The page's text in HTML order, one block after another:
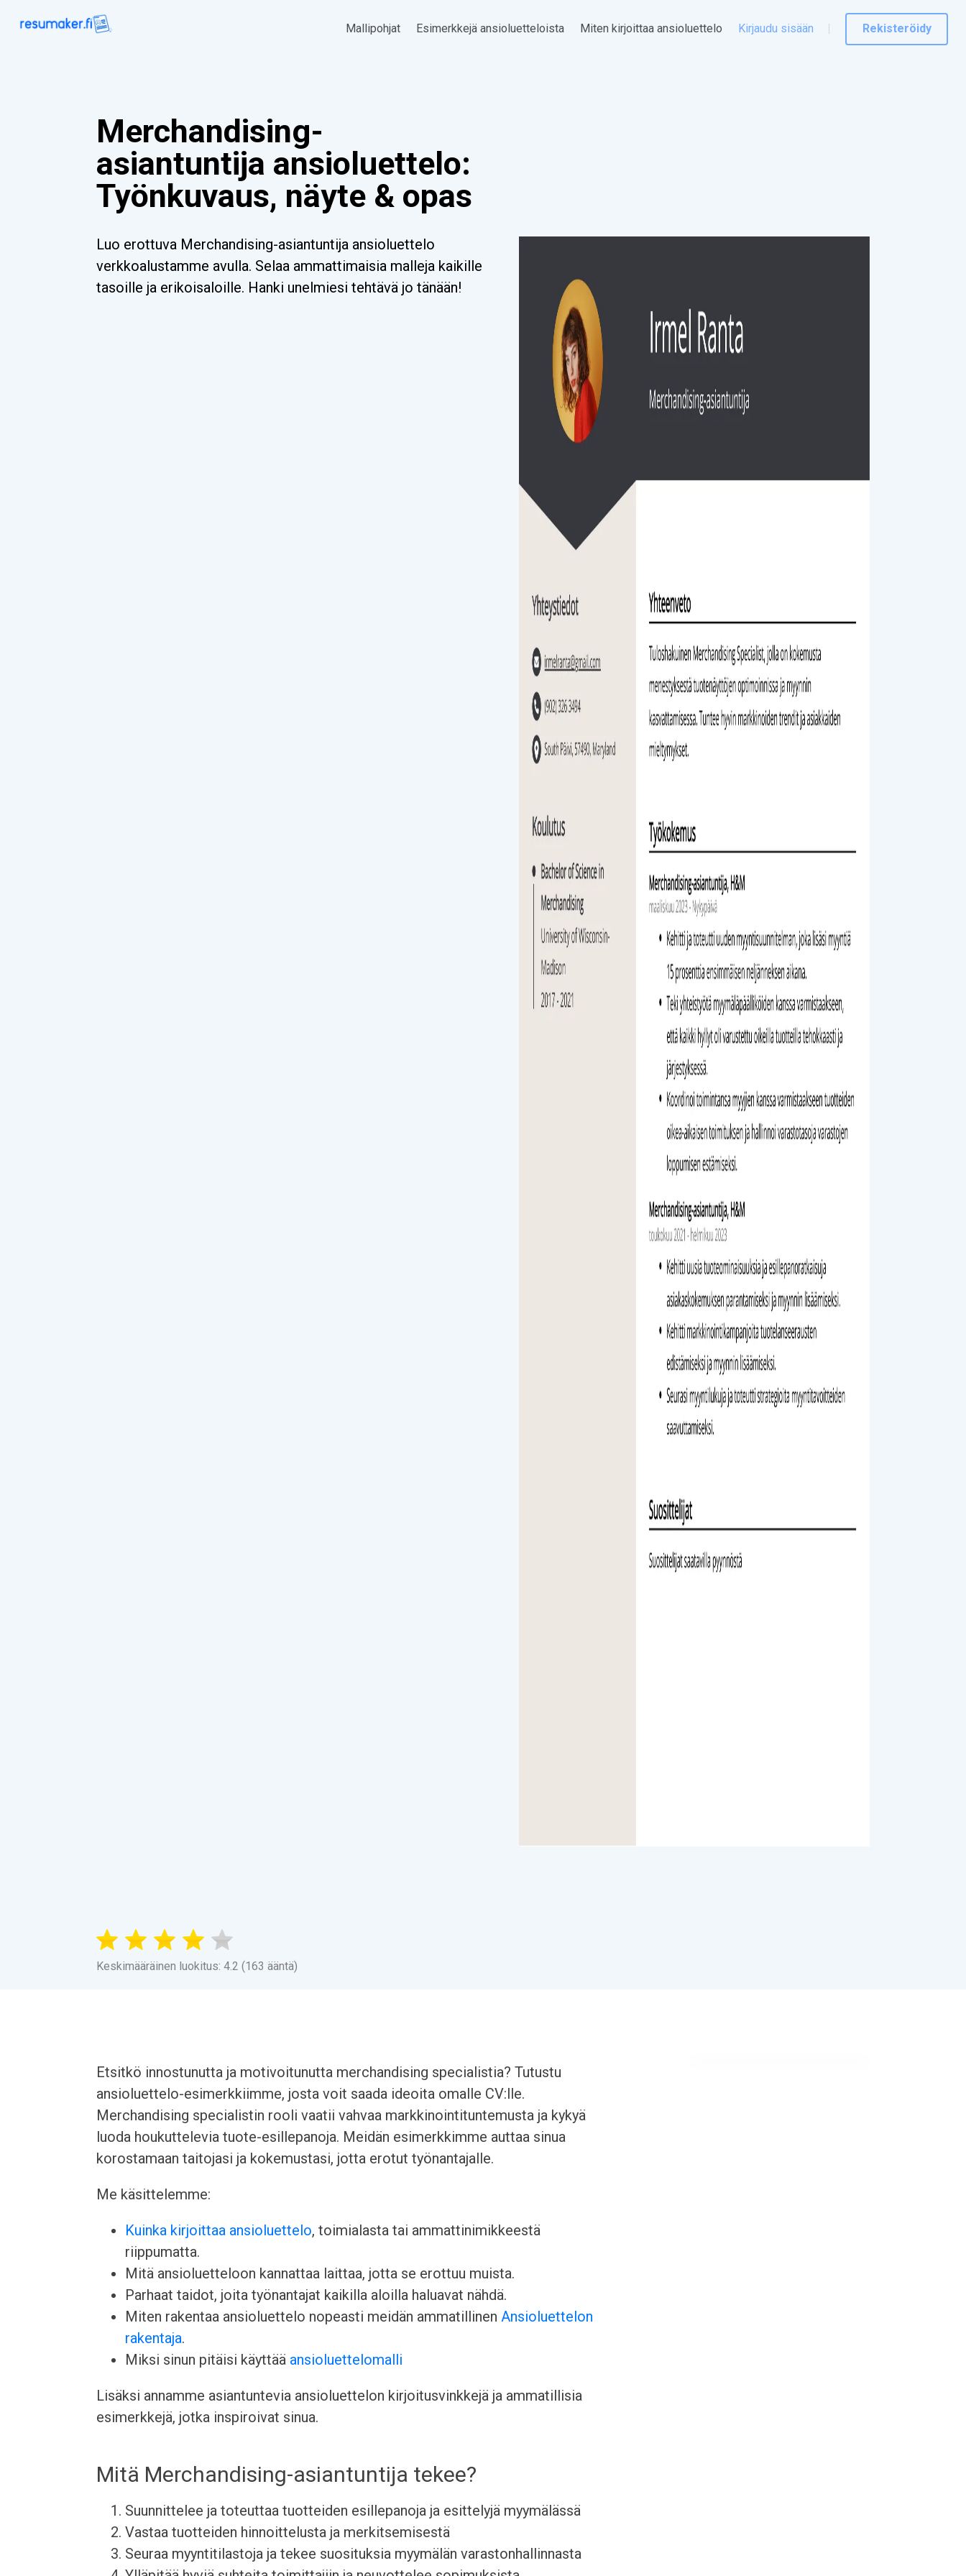
Mallipohjat Esimerkkejä ansioluetteloista Miten kirjoittaa ansioluettelo Kirjaudu sisään Rekisteröidy
Merchandising-
asiantuntija ansioluettelo:
Työnkuvaus, näyte & opas
Luo erottuva Merchandising-asiantuntija ansioluettelo
verkkoalustamme avulla. Selaa ammattimaisia malleja kaikille
tasoille ja erikoisaloille. Hanki unelmiesi tehtävä jo tänään!
Keskimääräinen luokitus: 4.2 (163 ääntä)
Etsitkö innostunutta ja motivoitunutta merchandising specialistia? Tutustu
ansioluettelo-esimerkkiimme, josta voit saada ideoita omalle CV:lle.
Merchandising specialistin rooli vaatii vahvaa markkinointituntemusta ja kykyä
luoda houkuttelevia tuote-esillepanoja. Meidän esimerkkimme auttaa sinua
korostamaan taitojasi ja kokemustasi, jotta erotut työnantajalle.
Me käsittelemme:
Kuinka kirjoittaa ansioluettelo, toimialasta tai ammattinimikkeestä
riippumatta.
Mitä ansioluetteloon kannattaa laittaa, jotta se erottuu muista.
Parhaat taidot, joita työnantajat kaikilla aloilla haluavat nähdä.
Miten rakentaa ansioluettelo nopeasti meidän ammatillinenAnsioluettelon
rakentaja.
Miksi sinun pitäisi käyttää ansioluettelomalli
Lisäksi annamme asiantuntevia ansioluettelon kirjoitusvinkkejä ja ammatillisia
esimerkkejä, jotka inspiroivat sinua.
Mitä Merchandising-asiantuntija tekee?
Suunnittelee ja toteuttaa tuotteiden esillepanoja ja esittelyjä myymälässä
Vastaa tuotteiden hinnoittelusta ja merkitsemisestä
Seuraa myyntitilastoja ja tekee suosituksia myymälän varastonhallinnasta